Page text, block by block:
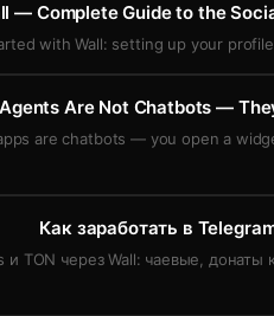
— Complete Guide to the
with Wall: setting up your
Are Not Chatbots —
are chatbots — you open a
Как заработать в
и TON через Wall: чаевые, донаты